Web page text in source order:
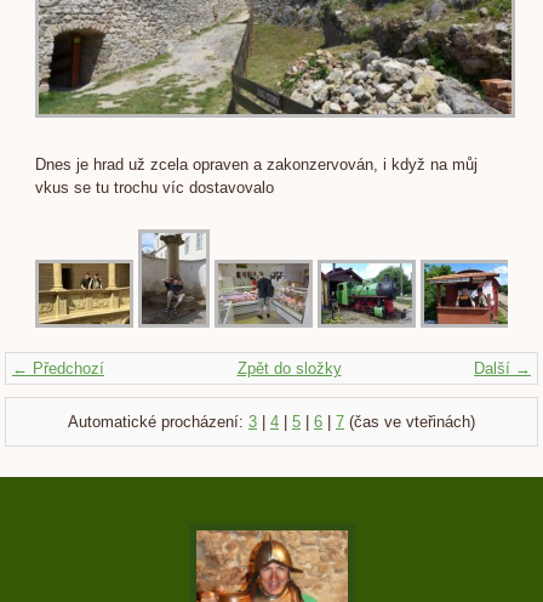
Dnes je hrad už zcela opraven a zakonzervován, i když na můj
vkus se tu trochu víc dostavovalo
← Předchozí Další →
Zpět do složky
Automatické procházení: 3 4 5 6 7 (čas ve vteřinách)